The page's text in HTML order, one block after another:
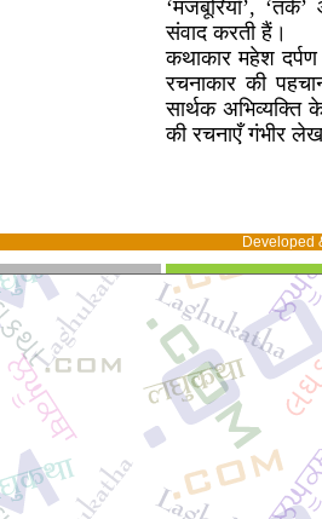
‘मजबूरियाँ’,
संवाद करती हैं।
कथाकार महेश
रचनाकार की
सार्थक अभिव्यक्ति
की रचनाएँ गंभीर
Developed